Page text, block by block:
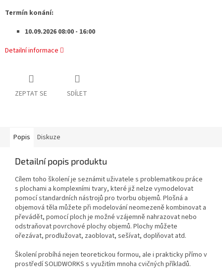
Termín konání:
10.09.2026 08:00 - 16:00
Detailní informace
ZEPTAT SE SDÍLET
Popis Diskuze
Detailní popis produktu
Cílem toho školení je seznámit uživatele s problematikou práce
s plochami a komplexními tvary, které již nelze vymodelovat
pomocí standardních nástrojů pro tvorbu objemů. Plošná a
objemová těla můžete při modelování neomezeně kombinovat a
převádět, pomocí ploch je možné vzájemně nahrazovat nebo
odstraňovat povrchové plochy objemů. Plochy můžete
ořezávat, prodlužovat, zaoblovat, sešívat, doplňovat atd.
Školení probíhá nejen teoretickou formou, ale i prakticky přímo v
prostředí SOLIDWORKS s využitím mnoha cvičných příkladů.